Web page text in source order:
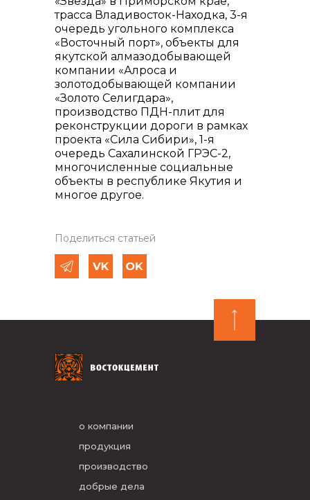
трасса Владивосток-Находка, 3-я
очередь угольного комплекса
«Восточный порт», объекты для
якутской алмазодобывающей
компании «Алроса и
золотодобывающей компании
«Золото Селигдара»,
производство ПДН-плит для
реконструкции дороги в рамках
проекта «Сила Сибири», 1-я
очередь Сахалинской ГРЭС-2,
многочисленные социальные
объекты в республике Якутия и
многое другое.
Поделиться статьей
о компании
продукция
производство
добрые дела